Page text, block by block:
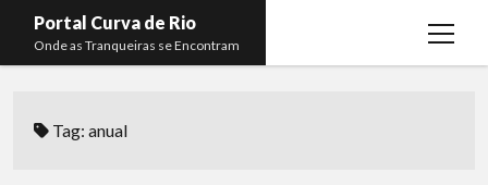
Portal Curva de Rio
Onde as Tranqueiras se Encontram
open
menu
Curva de Rio
Membros
Tag:anual